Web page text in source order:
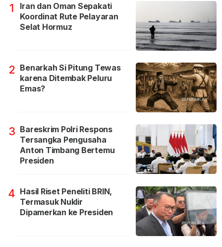
1
Iran dan Oman Sepakati
Koordinat Rute Pelayaran
Selat Hormuz
2 Benarkah Si Pitung Tewas
karena Ditembak Peluru
Emas?
3 Bareskrim Polri Respons
Tersangka Pengusaha
Anton Timbang Bertemu
Presiden
4 Hasil Riset Peneliti BRIN,
Termasuk Nuklir
Dipamerkan ke Presiden